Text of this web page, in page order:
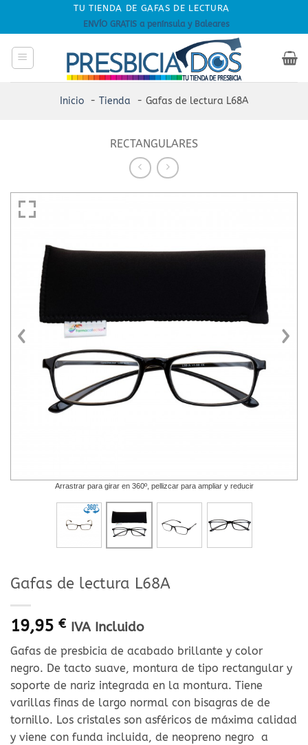
TU TIENDA DE GAFAS DE LECTURA
ENVÍO GRATIS a península y Baleares
Inicio Tienda Gafas de lectura L68A
RECTANGULARES
Arrastrar para girar en 360º, pellizcar para ampliar y reducir
Gafas de lectura L68A
19,95 € IVA Incluido
Gafas de presbicia de acabado brillante y color
negro. De tacto suave, montura de tipo rectangular y
soporte de nariz integrada en la montura. Tiene
varillas finas de largo normal con bisagras de de
tornillo. Los cristales son asféricos de máxima calidad
y viene con funda incluida, de neopreno negro a